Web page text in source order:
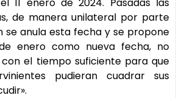
de manera unilateral por parte
se anula esta fecha y se propone
enero como nueva fecha, no
el tiempo suficiente para que
pudieran cuadrar sus